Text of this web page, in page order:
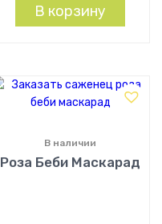
В корзину
Роза Беби Маскарад
В наличии